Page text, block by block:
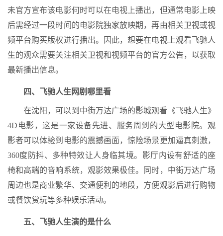
未官方宣布该电影何时可以在电视上播出，但通常电影上映
后需经过一段时间的电影院独家放映期，再由相关卫视或视
频平台购买版权进行播出。因此，想要在电视上观看飞驰人
生的观众需要关注相关卫视和视频平台的官方公告，以获取
最新播出信息。
四、飞驰人生网剧哪里看
在沈阳，可以到中街万达广场的影城观看《飞驰人生》
4D电影，这是一家设备先进、服务周到的大型电影院。观
影者可以体验到电影的震撼画面，惊险场景更加逼真刺激，
360度防抖、多种特效让人身临其境。影厅内设有舒适的座
椅和高端的音响系统，观影效果极佳。同时，中街万达广场
周边也是商业繁华、交通便利的地段，方便观影后进行购物
或餐饮赏玩等多种娱乐活动。
五、飞驰人生演的是什么